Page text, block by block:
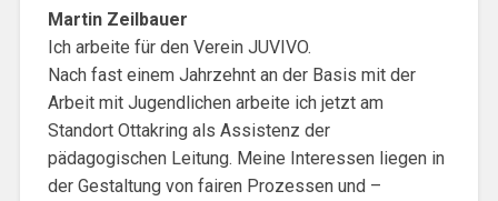
Martin Zeilbauer
Ich arbeite für den Verein JUVIVO.
Nach fast einem Jahrzehnt an der Basis mit der
Arbeit mit Jugendlichen arbeite ich jetzt am
Standort Ottakring als Assistenz der
pädagogischen Leitung. Meine Interessen liegen in
der Gestaltung von fairen Prozessen und –